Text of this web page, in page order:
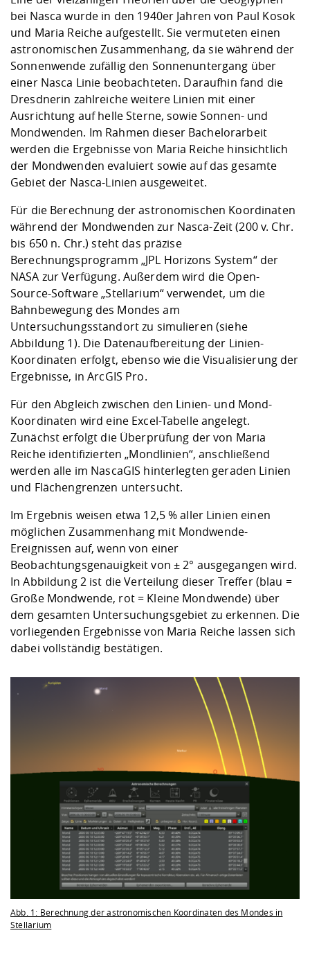
Vorbereitung
Checkliste zum
Studien- und
und Physik
Digitales Lernen
Fremdsprachen
Jobs, Praktika,
Studieren in
Lebenslagen
Studentenwerk
Angebote der
Arbeit
Career Service
Lehren,
Weiterbilden im
Formulare und
Internationale
Formulare und
FIS -
Prototyping und
Gründung und
Kooperationen
Kontakt &
Klimaschutz &
Förderverein
Gremien und
Informatik/
Landbau/
Maschinenbau
Angebote für Unternehmen
Kontakt und Anfahrt
Qualitätssicherung
bei Nasca wurde in den 1940er Jahren von Paul Kosok
und Maria Reiche aufgestellt. Sie vermuteten einen
astronomischen Zusammenhang, da sie während der
Sonnenwende zufällig den Sonnenuntergang über
einer Nasca Linie beobachteten. Daraufhin fand die
Dresdnerin zahlreiche weitere Linien mit einer
Ausrichtung auf helle Sterne, sowie Sonnen- und
Mondwenden. Im Rahmen dieser Bachelorarbeit
werden die Ergebnisse von Maria Reiche hinsichtlich
der Mondwenden evaluiert sowie auf das gesamte
Gebiet der Nasca-Linien ausgeweitet.
Für die Berechnung der astronomischen Koordinaten
während der Mondwenden zur Nasca-Zeit (200 v. Chr.
bis 650 n. Chr.) steht das präzise
Berechnungsprogramm „JPL Horizons System“ der
NASA zur Verfügung. Außerdem wird die Open-
Source-Software „Stellarium“ verwendet, um die
Bahnbewegung des Mondes am
Untersuchungsstandort zu simulieren (siehe
Abbildung 1). Die Datenaufbereitung der Linien-
Koordinaten erfolgt, ebenso wie die Visualisierung der
Ergebnisse, in ArcGIS Pro.
Für den Abgleich zwischen den Linien- und Mond-
Koordinaten wird eine Excel-Tabelle angelegt.
Zunächst erfolgt die Überprüfung der von Maria
Reiche identifizierten „Mondlinien“, anschließend
werden alle im NascaGIS hinterlegten geraden Linien
und Flächengrenzen untersucht.
Im Ergebnis weisen etwa 12,5 % aller Linien einen
möglichen Zusammenhang mit Mondwende-
Ereignissen auf, wenn von einer
Beobachtungsgenauigkeit von ± 2° ausgegangen wird.
In Abbildung 2 ist die Verteilung dieser Treffer (blau =
Große Mondwende, rot = Kleine Mondwende) über
dem gesamten Untersuchungsgebiet zu erkennen. Die
vorliegenden Ergebnisse von Maria Reiche lassen sich
dabei vollständig bestätigen.
Abb. 1: Berechnung der astronomischen Koordinaten des Mondes in
Stellarium